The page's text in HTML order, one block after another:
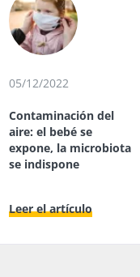
05/12/2022
Contaminación del
aire: el bebé se
expone, la microbiota
se indispone
Leer el artículo